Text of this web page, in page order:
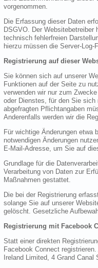
vorgenommen.
Die Erfassung dieser Daten
DSGVO. Der
technisch fehlerfreien
hierzu müssen die Server-Log-
Registrierung auf dieser
Sie können sich auf unserer
Funktionen auf der Seite zu
verwenden wir nur zum
oder Dienstes, für den Sie sich
abgefragten Pflichtangaben
Anderenfalls werden wir die
Für wichtige Änderungen etwa
notwendigen Änderungen
E-Mail-Adresse, um Sie auf
Grundlage für die
Verarbeitung von Daten zur
Maßnahmen gestattet.
Die bei der Registrierung
solange Sie auf unserer
gelöscht. Gesetzliche
Registrierung mit Facebook
Statt einer direkten
Facebook Connect
Ireland Limited, 4 Grand Canal